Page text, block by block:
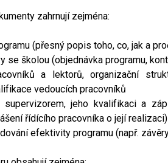
zahrnují zejména:
(přesný popis toho, co, jak a
se školou (objednávka programu,
a lektorů, organizační
vedoucích pracovníků
supervizorem, jeho kvalifikaci a
řídícího pracovníka o její realizaci)
efektivity programu (např.